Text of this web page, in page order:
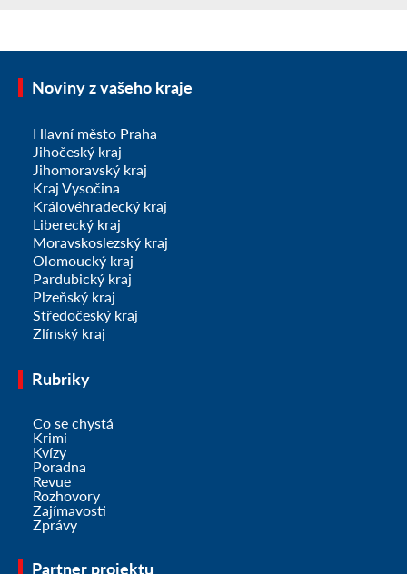
Noviny z vašeho kraje
Hlavní město Praha
Jihočeský kraj
Jihomoravský kraj
Kraj Vysočina
Královéhradecký kraj
Liberecký kraj
Moravskoslezský kraj
Olomoucký kraj
Pardubický kraj
Plzeňský kraj
Středočeský kraj
Zlínský kraj
Rubriky
Co se chystá
Krimi
Kvízy
Poradna
Revue
Rozhovory
Zajímavosti
Zprávy
Partner projektu